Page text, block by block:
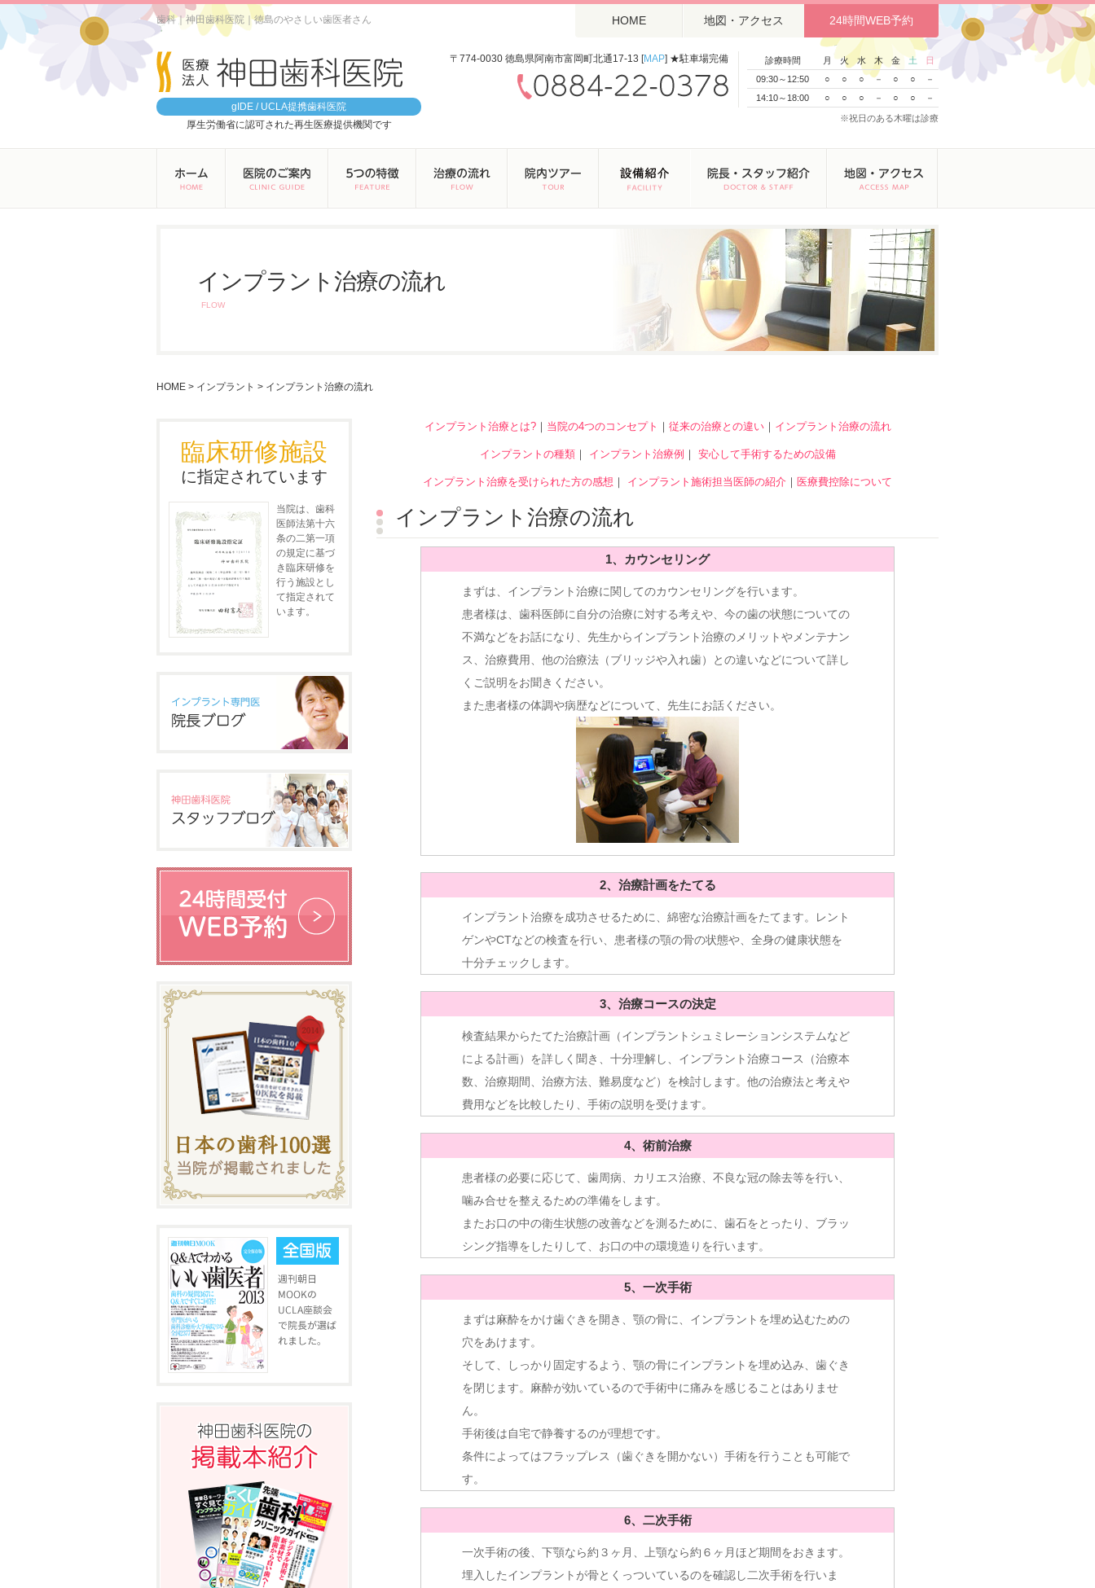
歯科｜神田歯科医院｜徳島のやさしい歯医者さん HOME 地図・アクセス 24時間WEB予約
gIDE / UCLA提携歯科医院
厚生労働省に認可された再生医療提供機関です
〒774-0030 徳島県阿南市富岡町北通17-13 [MAP] ★駐車場完備 診療時間 月 火 水 木 金 土
日
09:30～12:50
○ ○ ○ － ○ ○
－
14:10～18:00
○ ○ ○ － ○ ○ －
※祝日のある木曜は診療
インプラント治療の流れ
FLOW
HOME > インプラント > インプラント治療の流れ
インプラント治療とは?｜ 当院の4つのコンセプト ｜ 従来の治療との違い｜ インプラント治療の流れ
インプラントの種類｜ インプラント治療例 ｜ 安心して手術するための設備
インプラント治療を受けられた方の感想 ｜ インプラント施術担当医師の紹介 ｜ 医療費控除について
インプラント治療の流れ
1、カウンセリング
まずは、インプラント治療に関してのカウンセリングを行います。
患者様は、歯科医師に自分の治療に対する考えや、今の歯の状態についての
不満などをお話になり、先生からインプラント治療のメリットやメンテナン
ス、治療費用、他の治療法（ブリッジや入れ歯）との違いなどについて詳し
くご説明をお聞きください。
また患者様の体調や病歴などについて、先生にお話ください。
2、治療計画をたてる
インプラント治療を成功させるために、綿密な治療計画をたてます。レント
ゲンやCTなどの検査を行い、患者様の顎の骨の状態や、全身の健康状態を
十分チェックします。
3、治療コースの決定
検査結果からたてた治療計画（インプラントシュミレーションシステムなど
による計画）を詳しく聞き、十分理解し、インプラント治療コース（治療本
数、治療期間、治療方法、難易度など）を検討します。他の治療法と考えや
費用などを比較したり、手術の説明を受けます。
4、術前治療
患者様の必要に応じて、歯周病、カリエス治療、不良な冠の除去等を行い、
噛み合せを整えるための準備をします。
またお口の中の衛生状態の改善などを測るために、歯石をとったり、ブラッ
シング指導をしたりして、お口の中の環境造りを行います。
5、一次手術
まずは麻酔をかけ歯ぐきを開き、顎の骨に、インプラントを埋め込むための
穴をあけます。
そして、しっかり固定するよう、顎の骨にインプラントを埋め込み、歯ぐき
を閉じます。麻酔が効いているので手術中に痛みを感じることはありませ
ん。
手術後は自宅で静養するのが理想です。
条件によってはフラップレス（歯ぐきを開かない）手術を行うことも可能で
す。
6、二次手術
一次手術の後、下顎なら約３ヶ月、上顎なら約６ヶ月ほど期間をおきます。
埋入したインプラントが骨とくっついているのを確認し二次手術を行いま
臨床研修施設
に指定されています
当院は、歯科
医師法第十六
条の二第一項
の規定に基づ
き臨床研修を
行う施設とし
て指定されて
います。